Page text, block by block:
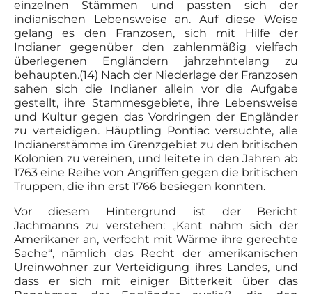
einzelnen Stämmen und passten sich der
indianischen Lebensweise an. Auf diese Weise
gelang es den Franzosen, sich mit Hilfe der
Indianer gegenüber den zahlenmäßig vielfach
überlegenen Engländern jahrzehntelang zu
behaupten.(14) Nach der Niederlage der Franzosen
sahen sich die Indianer allein vor die Aufgabe
gestellt, ihre Stammesgebiete, ihre Lebensweise
und Kultur gegen das Vordringen der Engländer
zu verteidigen. Häuptling Pontiac versuchte, alle
Indianerstämme im Grenzgebiet zu den britischen
Kolonien zu vereinen, und leitete in den Jahren ab
1763 eine Reihe von Angriffen gegen die britischen
Truppen, die ihn erst 1766 besiegen konnten.
Vor diesem Hintergrund ist der Bericht
Jachmanns zu verstehen: „Kant nahm sich der
Amerikaner an, verfocht mit Wärme ihre ge­rechte
Sache“, nämlich das Recht der amerikanischen
Ureinwohner zur Verteidigung ihres Landes, und
dass er sich mit einiger Bitterkeit über das